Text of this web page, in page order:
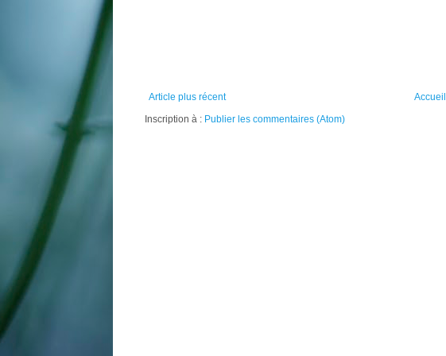
Article plus récent
Accueil
Inscription à : Publier les commentaires (Atom)